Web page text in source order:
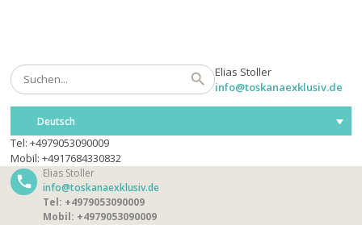
Deutsch
Elias Stoller
info@toskanaexklusiv.de
Tel: +4979053090009
Mobil: +4917684330832
Elias Stoller
info@toskanaexklusiv.de
Tel: +4979053090009
Mobil: +4979053090009